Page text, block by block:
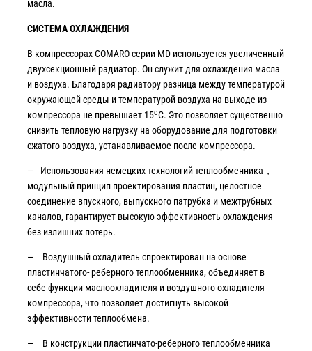
масла.
СИСТЕМА ОХЛАЖДЕНИЯ
В компрессорах COMARO серии MD используется увеличенный
двухсекционный радиатор. Он служит для охлаждения масла
и воздуха. Благодаря радиатору разница между температурой
окружающей среды и температурой воздуха на выходе из
компрессора не превышает 15oС. Это позволяет существенно
снизить тепловую нагрузку на оборудование для подготовки
сжатого воздуха, устанавливаемое после компрессора.
— Использования немецких технологий теплообменника，
модульный принцип проектирования пластин, целостное
соединение впускного, выпускного патрубка и межтрубных
каналов, гарантирует высокую эффективность охлаждения
без излишних потерь.
— Воздушный охладитель спроектирован на основе
пластинчатого- реберного теплообменника, объединяет в
себе функции маслоохладителя и воздушного охладителя
компрессора, что позволяет достигнуть высокой
эффективности теплообмена.
— В конструкции пластинчато-реберного теплообменника